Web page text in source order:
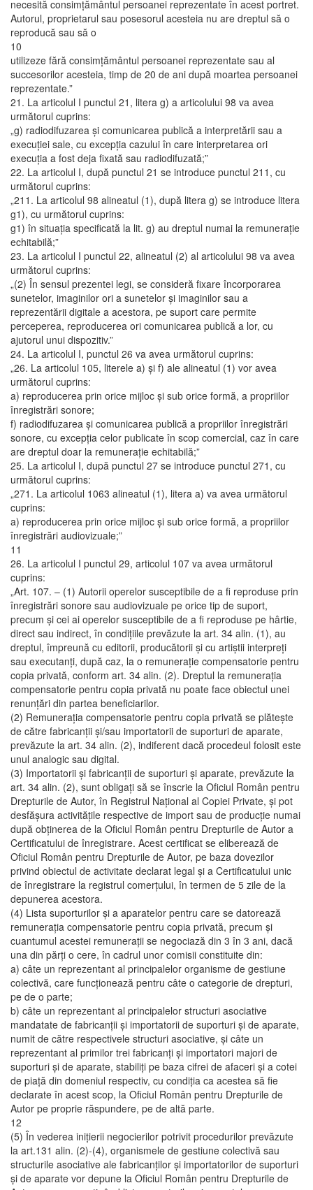
necesită consimţământul persoanei reprezentate în acest portret.
Autorul, proprietarul sau posesorul acesteia nu are dreptul să o
reproducă sau să o
10
utilizeze fără consimţământul persoanei reprezentate sau al
succesorilor acesteia, timp de 20 de ani după moartea persoanei
reprezentate.”
21. La articolul I punctul 21, litera g) a articolului 98 va avea
următorul cuprins:
„g) radiodifuzarea şi comunicarea publică a interpretării sau a
execuţiei sale, cu excepţia cazului în care interpretarea ori
execuţia a fost deja fixată sau radiodifuzată;”
22. La articolul I, după punctul 21 se introduce punctul 211, cu
următorul cuprins:
„211. La articolul 98 alineatul (1), după litera g) se introduce litera
g1), cu următorul cuprins:
g1) în situaţia specificată la lit. g) au dreptul numai la remuneraţie
echitabilă;”
23. La articolul I punctul 22, alineatul (2) al articolului 98 va avea
următorul cuprins:
„(2) În sensul prezentei legi, se consideră fixare încorporarea
sunetelor, imaginilor ori a sunetelor şi imaginilor sau a
reprezentării digitale a acestora, pe suport care permite
perceperea, reproducerea ori comunicarea publică a lor, cu
ajutorul unui dispozitiv.”
24. La articolul I, punctul 26 va avea următorul cuprins:
„26. La articolul 105, literele a) şi f) ale alineatul (1) vor avea
următorul cuprins:
a) reproducerea prin orice mijloc şi sub orice formă, a propriilor
înregistrări sonore;
f) radiodifuzarea şi comunicarea publică a propriilor înregistrări
sonore, cu excepţia celor publicate în scop comercial, caz în care
are dreptul doar la remuneraţie echitabilă;”
25. La articolul I, după punctul 27 se introduce punctul 271, cu
următorul cuprins:
„271. La articolul 1063 alineatul (1), litera a) va avea următorul
cuprins:
a) reproducerea prin orice mijloc şi sub orice formă, a propriilor
înregistrări audiovizuale;”
11
26. La articolul I punctul 29, articolul 107 va avea următorul
cuprins:
„Art. 107. – (1) Autorii operelor susceptibile de a fi reproduse prin
înregistrări sonore sau audiovizuale pe orice tip de suport,
precum şi cei ai operelor susceptibile de a fi reproduse pe hârtie,
direct sau indirect, în condiţiile prevăzute la art. 34 alin. (1), au
dreptul, împreună cu editorii, producătorii şi cu artiştii interpreţi
sau executanţi, după caz, la o remuneraţie compensatorie pentru
copia privată, conform art. 34 alin. (2). Dreptul la remuneraţia
compensatorie pentru copia privată nu poate face obiectul unei
renunţări din partea beneficiarilor.
(2) Remuneraţia compensatorie pentru copia privată se plăteşte
de către fabricanţii şi/sau importatorii de suporturi de aparate,
prevăzute la art. 34 alin. (2), indiferent dacă procedeul folosit este
unul analogic sau digital.
(3) Importatorii şi fabricanţii de suporturi şi aparate, prevăzute la
art. 34 alin. (2), sunt obligaţi să se înscrie la Oficiul Român pentru
Drepturile de Autor, în Registrul Naţional al Copiei Private, şi pot
desfăşura activităţile respective de import sau de producţie numai
după obţinerea de la Oficiul Român pentru Drepturile de Autor a
Certificatului de înregistrare. Acest certificat se eliberează de
Oficiul Român pentru Drepturile de Autor, pe baza dovezilor
privind obiectul de activitate declarat legal şi a Certificatului unic
de înregistrare la registrul comerţului, în termen de 5 zile de la
depunerea acestora.
(4) Lista suporturilor şi a aparatelor pentru care se datorează
remuneraţia compensatorie pentru copia privată, precum şi
cuantumul acestei remuneraţii se negociază din 3 în 3 ani, dacă
una din părţi o cere, în cadrul unor comisii constituite din:
a) câte un reprezentant al principalelor organisme de gestiune
colectivă, care funcţionează pentru câte o categorie de drepturi,
pe de o parte;
b) câte un reprezentant al principalelor structuri asociative
mandatate de fabricanţii şi importatorii de suporturi şi de aparate,
numit de către respectivele structuri asociative, şi câte un
reprezentant al primilor trei fabricanţi şi importatori majori de
suporturi şi de aparate, stabiliţi pe baza cifrei de afaceri şi a cotei
de piaţă din domeniul respectiv, cu condiţia ca acestea să fie
declarate în acest scop, la Oficiul Român pentru Drepturile de
Autor pe proprie răspundere, pe de altă parte.
12
(5) În vederea iniţierii negocierilor potrivit procedurilor prevăzute
la art.131 alin. (2)-(4), organismele de gestiune colectivă sau
structurile asociative ale fabricanţilor şi importatorilor de suporturi
şi de aparate vor depune la Oficiul Român pentru Drepturile de